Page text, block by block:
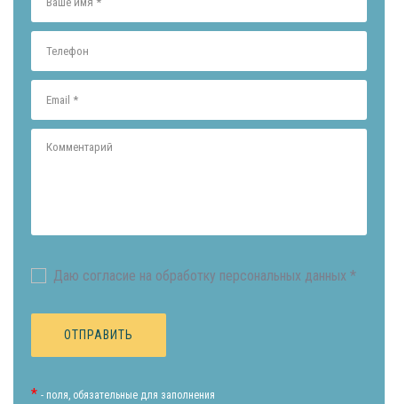
Даю согласие на обработку персональных данных *
* - поля, обязательные для заполнения